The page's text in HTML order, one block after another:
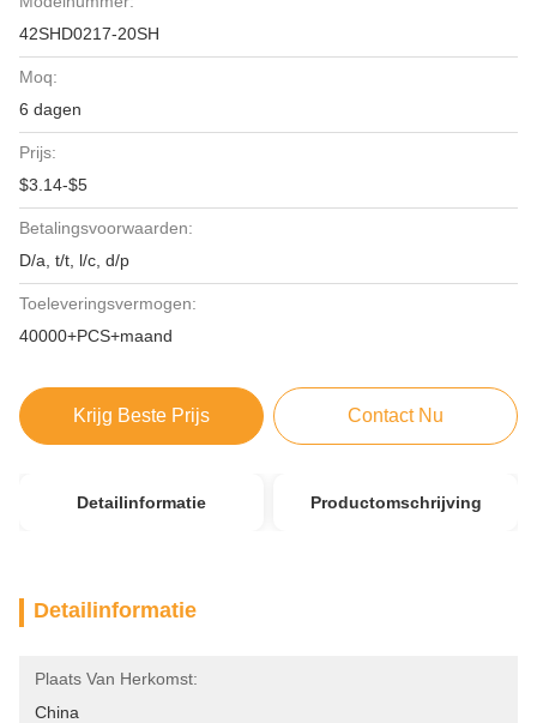
42SHD0217-20SH
Moq:
6 dagen
Prijs:
$3.14-$5
Betalingsvoorwaarden:
D/a, t/t, l/c, d/p
Toeleveringsvermogen:
40000+PCS+maand
Krijg Beste Prijs Contact Nu
Detailinformatie Productomschrijving
Detailinformatie
Plaats Van Herkomst:
China